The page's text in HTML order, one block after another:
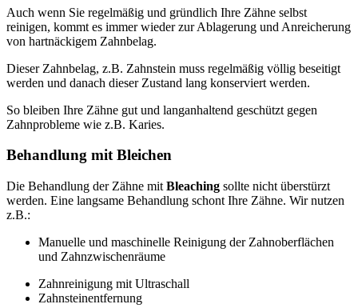
Auch wenn Sie regelmäßig und gründlich Ihre Zähne selbst
reinigen, kommt es immer wieder zur Ablagerung und Anreicherung
von hartnäckigem Zahnbelag.
Dieser Zahnbelag, z.B. Zahnstein muss regelmäßig völlig beseitigt
werden und danach dieser Zustand lang konserviert werden.
So bleiben Ihre Zähne gut und langanhaltend geschützt gegen
Zahnprobleme wie z.B. Karies.
Behandlung mit Bleichen
Die Behandlung der Zähne mit Bleaching sollte nicht überstürzt
werden. Eine langsame Behandlung schont Ihre Zähne. Wir nutzen
z.B.:
Manuelle und maschinelle Reinigung der Zahnoberflächen
und Zahnzwischenräume
Zahnreinigung mit Ultraschall
Zahnsteinentfernung